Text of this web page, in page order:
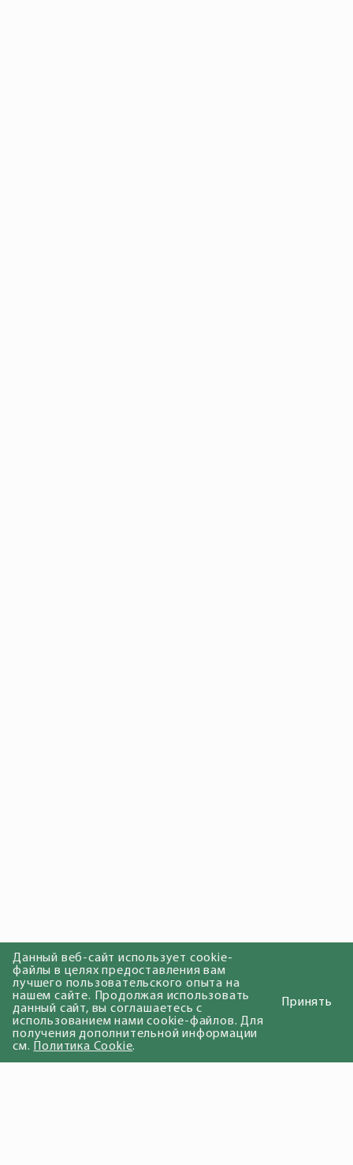
Данный веб-сайт использует cookie-
файлы в целях предоставления вам
лучшего пользовательского опыта на
нашем сайте. Продолжая использовать
данный сайт, вы соглашаетесь с
использованием нами cookie-файлов. Для
получения дополнительной информации
см.
Политика Cookie.
Принять